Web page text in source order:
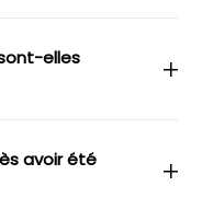
elles
avoir été